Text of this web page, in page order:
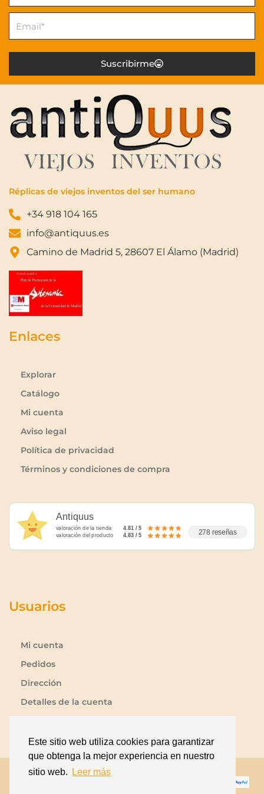
Este sitio web utiliza cookies para garantizar
que obtenga la mejor experiencia en nuestro
sitio web.
Leer más
Suscribirme
Réplicas de viejos inventos del ser humano
+34 918 104 165
info@antiquus.es
Camino de Madrid 5, 28607 El Álamo (Madrid)
Enlaces
Explorar
Catálogo
Mi cuenta
Aviso legal
Política de privacidad
Términos y condiciones de compra
Antiquus
valoración de la tienda
4.81 / 5
valoración del producto
4.83 / 5 278 reseñas
Usuarios
Mi cuenta
Pedidos
Dirección
Detalles de la cuenta
Contraseña perdida